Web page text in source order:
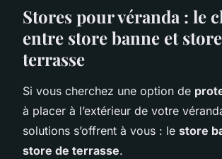
Stores pour véranda : le
entre store banne et
terrasse
Si vous cherchez une option de
à placer à l’extérieur de votre
solutions s’offrent à vous : le store
store de terrasse.